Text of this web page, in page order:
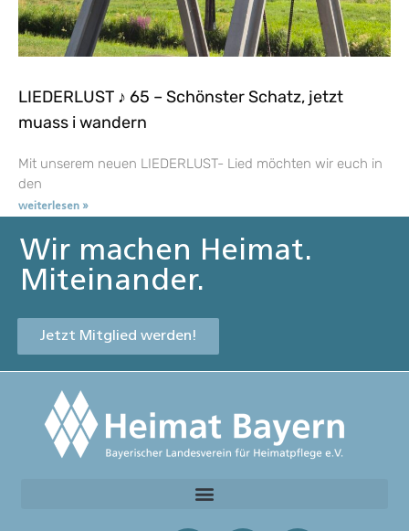
LIEDERLUST ♪ 65 – Schönster Schatz, jetzt
muass i wandern
Mit unserem neuen LIEDERLUST- Lied möchten wir euch in
den
weiterlesen »
Wir machen Heimat.
Miteinander.
Jetzt Mitglied werden!